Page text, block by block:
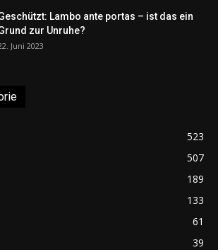
Lambo ante portas – ist das ein
zur Unruhe?
Juni 2023
523
507
189
133
61
39